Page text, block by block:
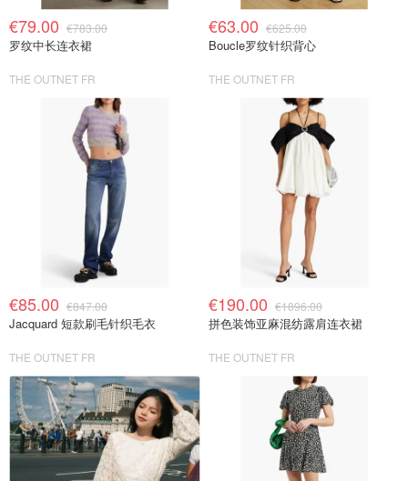
€79.00 €783.00
罗纹中长连衣裙
THE OUTNET FR
€63.00 €625.00
Boucle罗纹针织背心
THE OUTNET FR
€85.00 €847.00
Jacquard 短款刷毛针织毛衣
THE OUTNET FR
€190.00 €1896.00
拼色装饰亚麻混纺露肩连衣裙
THE OUTNET FR